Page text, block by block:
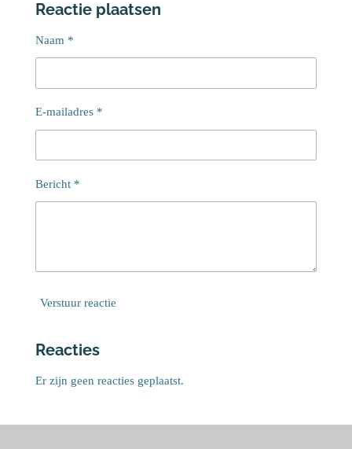
e
n
l
r
e
e
n
Reactie plaatsen
Naam *
E-mailadres *
Bericht *
Verstuur reactie
Reacties
Er zijn geen reacties geplaatst.